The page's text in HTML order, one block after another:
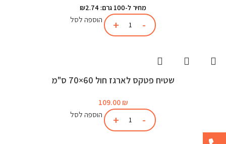
מחיר ל-100 גרם: ₪2.74
הוספה לסל
שטיח פטקס לארגז חול 60×70 ס"מ
109.00 ₪
הוספה לסל